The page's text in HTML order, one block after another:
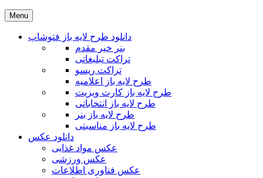
Menu
دانلود طرح لایه باز فتوشاپ
بنر خیر مقدم
تراکت تبلیغاتی
تراکت ریسو
طرح لایه باز اعلامیه
طرح لایه باز کارت ویزیت
طرح لایه باز انتخاباتی
طرح لایه باز بنر
طرح لایه باز مناسبتی
دانلود عکس
عکس مواد غذایی
عکس ورزشی
عکس فناوری اطلاعات